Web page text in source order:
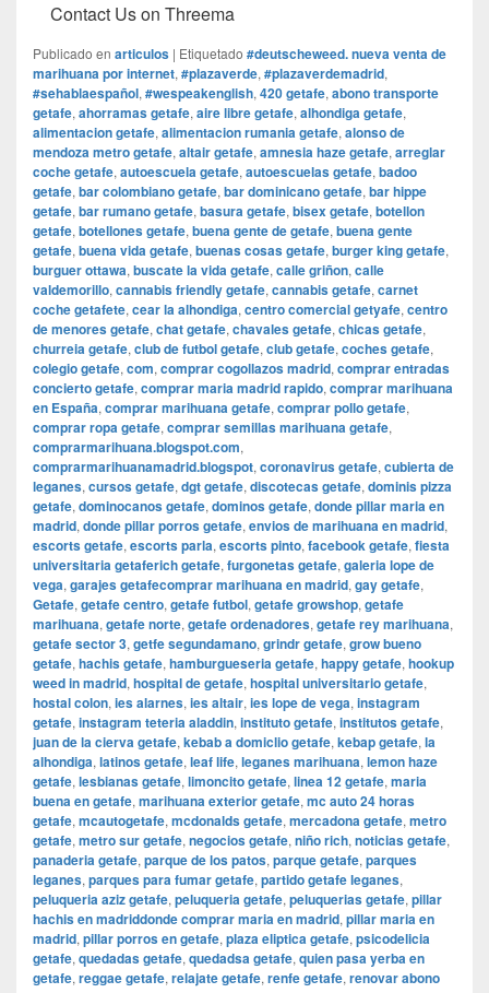
Contact Us on Threema
Publicado en articulos | Etiquetado #deutscheweed. nueva venta de
marihuana por internet, #plazaverde, #plazaverdemadrid,
#sehablaespañol, #wespeakenglish, 420 getafe, abono transporte
getafe, ahorramas getafe, aire libre getafe, alhondiga getafe,
alimentacion getafe, alimentacion rumania getafe, alonso de
mendoza metro getafe, altair getafe, amnesia haze getafe, arreglar
coche getafe, autoescuela getafe, autoescuelas getafe, badoo
getafe, bar colombiano getafe, bar dominicano getafe, bar hippe
getafe, bar rumano getafe, basura getafe, bisex getafe, botellon
getafe, botellones getafe, buena gente de getafe, buena gente
getafe, buena vida getafe, buenas cosas getafe, burger king getafe,
burguer ottawa, buscate la vida getafe, calle griñon, calle
valdemorillo, cannabis friendly getafe, cannabis getafe, carnet
coche getafete, cear la alhondiga, centro comercial getyafe, centro
de menores getafe, chat getafe, chavales getafe, chicas getafe,
churreia getafe, club de futbol getafe, club getafe, coches getafe,
colegio getafe, com, comprar cogollazos madrid, comprar entradas
concierto getafe, comprar maria madrid rapido, comprar marihuana
en España, comprar marihuana getafe, comprar pollo getafe,
comprar ropa getafe, comprar semillas marihuana getafe,
comprarmarihuana.blogspot.com,
comprarmarihuanamadrid.blogspot, coronavirus getafe, cubierta de
leganes, cursos getafe, dgt getafe, discotecas getafe, dominis pizza
getafe, dominocanos getafe, dominos getafe, donde pillar maria en
madrid, donde pillar porros getafe, envios de marihuana en madrid,
escorts getafe, escorts parla, escorts pinto, facebook getafe, fiesta
universitaria getaferich getafe, furgonetas getafe, galeria lope de
vega, garajes getafecomprar marihuana en madrid, gay getafe,
Getafe, getafe centro, getafe futbol, getafe growshop, getafe
marihuana, getafe norte, getafe ordenadores, getafe rey marihuana,
getafe sector 3, getfe segundamano, grindr getafe, grow bueno
getafe, hachis getafe, hamburgueseria getafe, happy getafe, hookup
weed in madrid, hospital de getafe, hospital universitario getafe,
hostal colon, ies alarnes, ies altair, ies lope de vega, instagram
getafe, instagram teteria aladdin, instituto getafe, institutos getafe,
juan de la cierva getafe, kebab a domiclio getafe, kebap getafe, la
alhondiga, latinos getafe, leaf life, leganes marihuana, lemon haze
getafe, lesbianas getafe, limoncito getafe, linea 12 getafe, maria
buena en getafe, marihuana exterior getafe, mc auto 24 horas
getafe, mcautogetafe, mcdonalds getafe, mercadona getafe, metro
getafe, metro sur getafe, negocios getafe, niño rich, noticias getafe,
panaderia getafe, parque de los patos, parque getafe, parques
leganes, parques para fumar getafe, partido getafe leganes,
peluqueria aziz getafe, peluqueria getafe, peluquerias getafe, pillar
hachis en madriddonde comprar maria en madrid, pillar maria en
madrid, pillar porros en getafe, plaza eliptica getafe, psicodelicia
getafe, quedadas getafe, quedadsa getafe, quien pasa yerba en
getafe, reggae getafe, relajate getafe, renfe getafe, renovar abono